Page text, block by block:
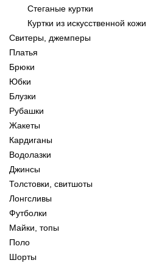
Стеганые куртки
Куртки из искусственной кожи
Свитеры, джемперы
Платья
Брюки
Юбки
Блузки
Рубашки
Жакеты
Кардиганы
Водолазки
Джинсы
Толстовки, свитшоты
Лонгсливы
Футболки
Майки, топы
Поло
Шорты